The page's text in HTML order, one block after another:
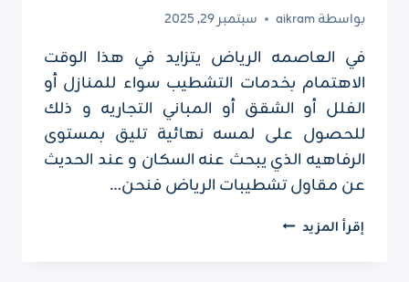
بواسطةaikram سبتمبر 29, 2025
في العاصمه الرياض يتزايد في هذا الوقت
الاهتمام بخدمات التشطيب سواء للمنازل أو
الفلل أو الشقق أو المباني التجاريه و ذلك
للحصول على لمسه نهائية تليق بمستوى
الرفاهيه الذي يبحث عنه السكان و عند الحديث
عن مقاول تشطيبات الرياض فنحن…
إقرأ المزيد مقاول